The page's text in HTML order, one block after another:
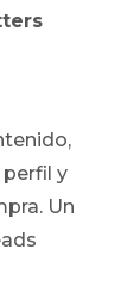
perfil y
Un